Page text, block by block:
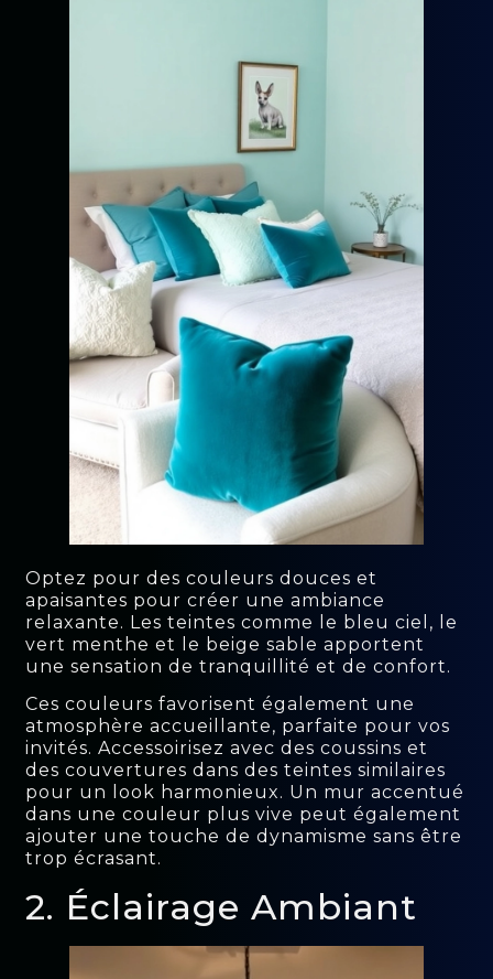
Optez pour des couleurs douces et
apaisantes pour créer une ambiance
relaxante. Les teintes comme le bleu ciel, le
vert menthe et le beige sable apportent
une sensation de tranquillité et de confort.
Ces couleurs favorisent également une
atmosphère accueillante, parfaite pour vos
invités. Accessoirisez avec des coussins et
des couvertures dans des teintes similaires
pour un look harmonieux. Un mur accentué
dans une couleur plus vive peut également
ajouter une touche de dynamisme sans être
trop écrasant.
2. Éclairage Ambiant